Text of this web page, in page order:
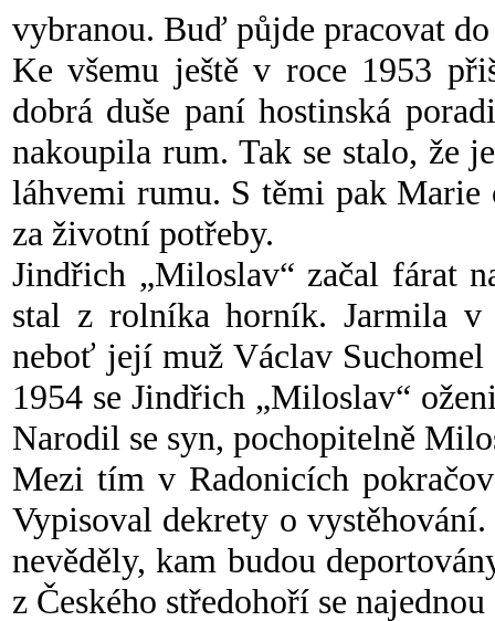
vybranou. Buď půjde pracovat
Ke všemu ještě v roce 1953
dobrá duše paní hostinská
nakoupila rum. Tak se stalo, že
láhvemi rumu. S těmi pak Marie
za životní potřeby.
Jindřich „Miloslav“ začal fárat
stal z rolníka horník. Jarmila
neboť její muž Václav
1954 se Jindřich „Miloslav“
Narodil se syn, pochopitelně
Mezi tím v Radonicích
Vypisoval dekrety o
nevěděly, kam budou
z Českého středohoří se